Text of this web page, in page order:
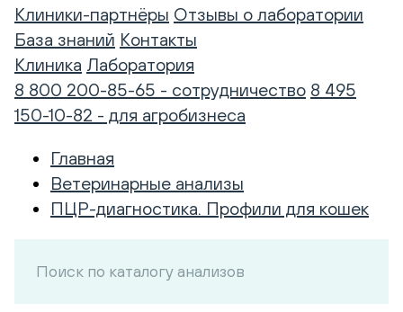
Клиники-партнёры Отзывы о лаборатории
База знаний Контакты
Клиника Лаборатория
8 800 200-85-65 - сотрудничество 8 495
150-10-82 - для агробизнеса
Главная
Ветеринарные анализы
ПЦР-диагностика. Профили для кошек